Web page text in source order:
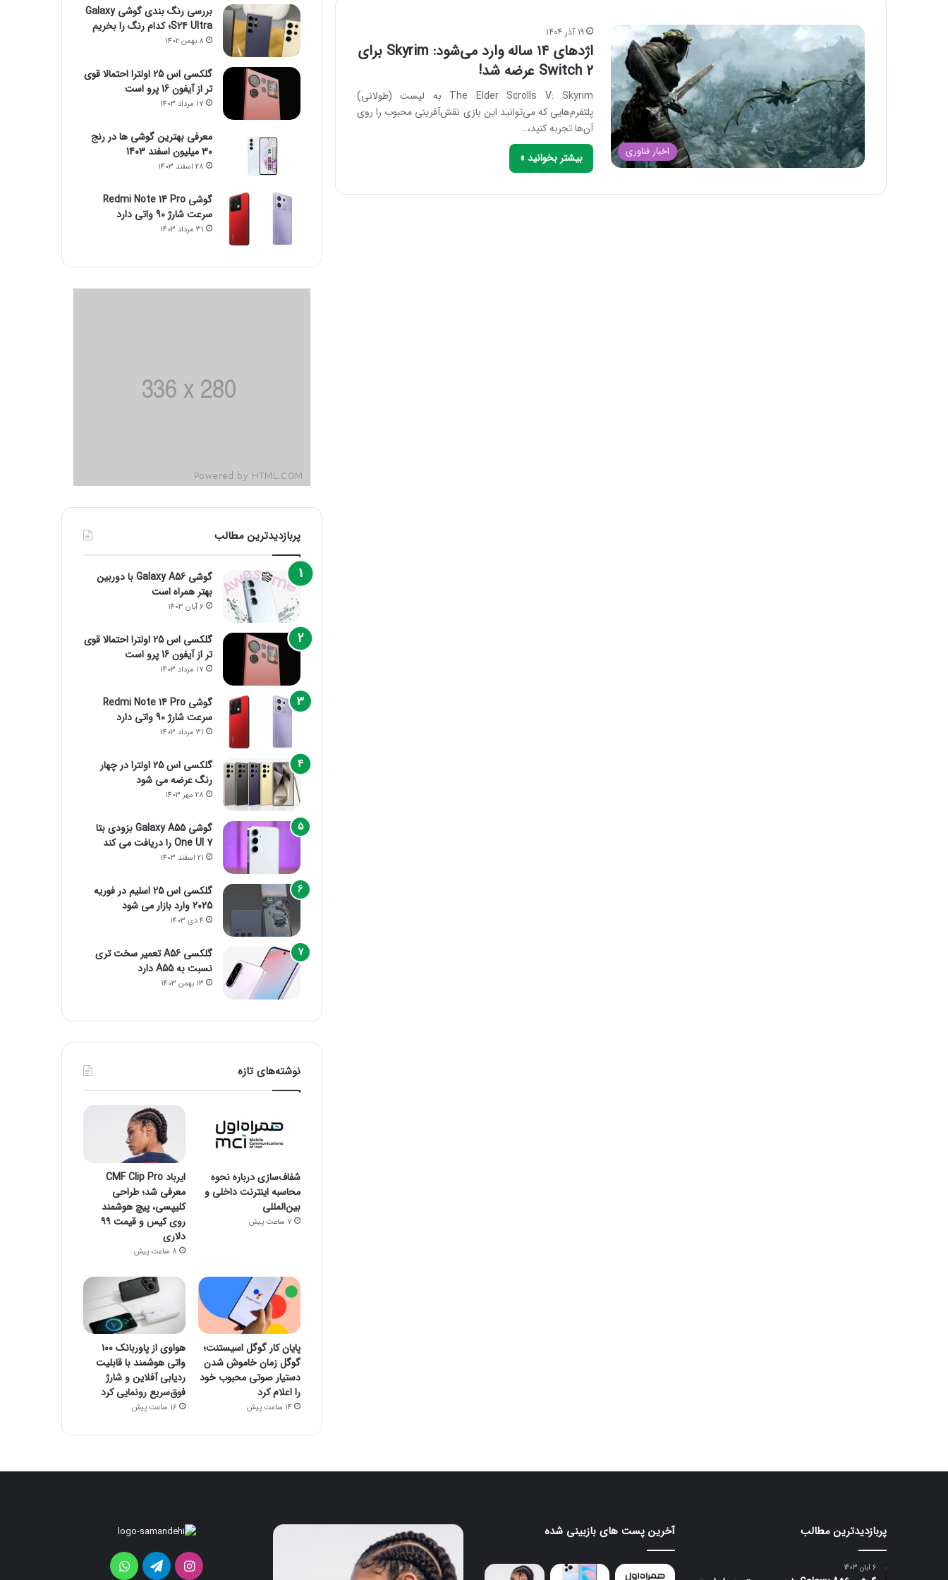
اخبار فناوری
19 آذر 1404
اژدهای ۱۴ ساله وارد می‌شود: Skyrim برای
Switch 2 عرضه شد!
The Elder Scrolls V: Skyrim به لیست (طولانی)
پلتفرم‌هایی که می‌توانید این بازی نقش‌آفرینی محبوب را روی
آن‌ها تجربه کنید،…
بیشتر بخوانید »
بررسی رنگ بندی گوشی Galaxy
S24 Ultra؛ کدام رنگ را بخریم
8 بهمن 1402
گلکسی اس 25 اولترا احتمالا قوی
تر از آیفون 16 پرو است
17 مرداد 1403
معرفی بهترین گوشی ها در رنج
۳۰ میلیون اسفند 1403
28 اسفند 1403
گوشی Redmi Note 14 Pro
سرعت شارژ 90 واتی دارد
31 مرداد 1403
پربازدیدترین مطالب
گوشی Galaxy A56 با دوربین
بهتر همراه است
6 آبان 1403
گلکسی اس 25 اولترا احتمالا قوی
تر از آیفون 16 پرو است
17 مرداد 1403
گوشی Redmi Note 14 Pro
سرعت شارژ 90 واتی دارد
31 مرداد 1403
گلکسی اس 25 اولترا در چهار
رنگ عرضه می شود
28 مهر 1403
گوشی Galaxy A55 بزودی بتا
One UI 7 را دریافت می کند
21 اسفند 1403
گلکسی اس 25 اسلیم در فوریه
2025 وارد بازار می شود
4 دی 1403
گلکسی A56 تعمیر سخت تری
نسبت به A55 دارد
13 بهمن 1403
نوشته‌های تازه
شفاف‌سازی درباره نحوه
محاسبه اینترنت داخلی و
بین‌المللی
7 ساعت پیش
ایرباد CMF Clip Pro
معرفی شد؛ طراحی
کلیپسی، پیچ هوشمند
روی کیس و قیمت ۹۹
دلاری
8 ساعت پیش
پایان کار گوگل اسیستنت؛
گوگل زمان خاموش شدن
دستیار صوتی محبوب خود
را اعلام کرد
14 ساعت پیش
هواوی از پاوربانک ۱۰۰
واتی هوشمند با قابلیت
ردیابی آفلاین و شارژ
فوق‌سریع رونمایی کرد
16 ساعت پیش
پربازدیدترین مطالب
6 آبان 1403
آخرین پست های بازبینی شده
موتورولا
عجیب
هواوی
nova
16
SE
ایرباد
CMF
Clip
Pro
اینستاگرامتلگرام واتس